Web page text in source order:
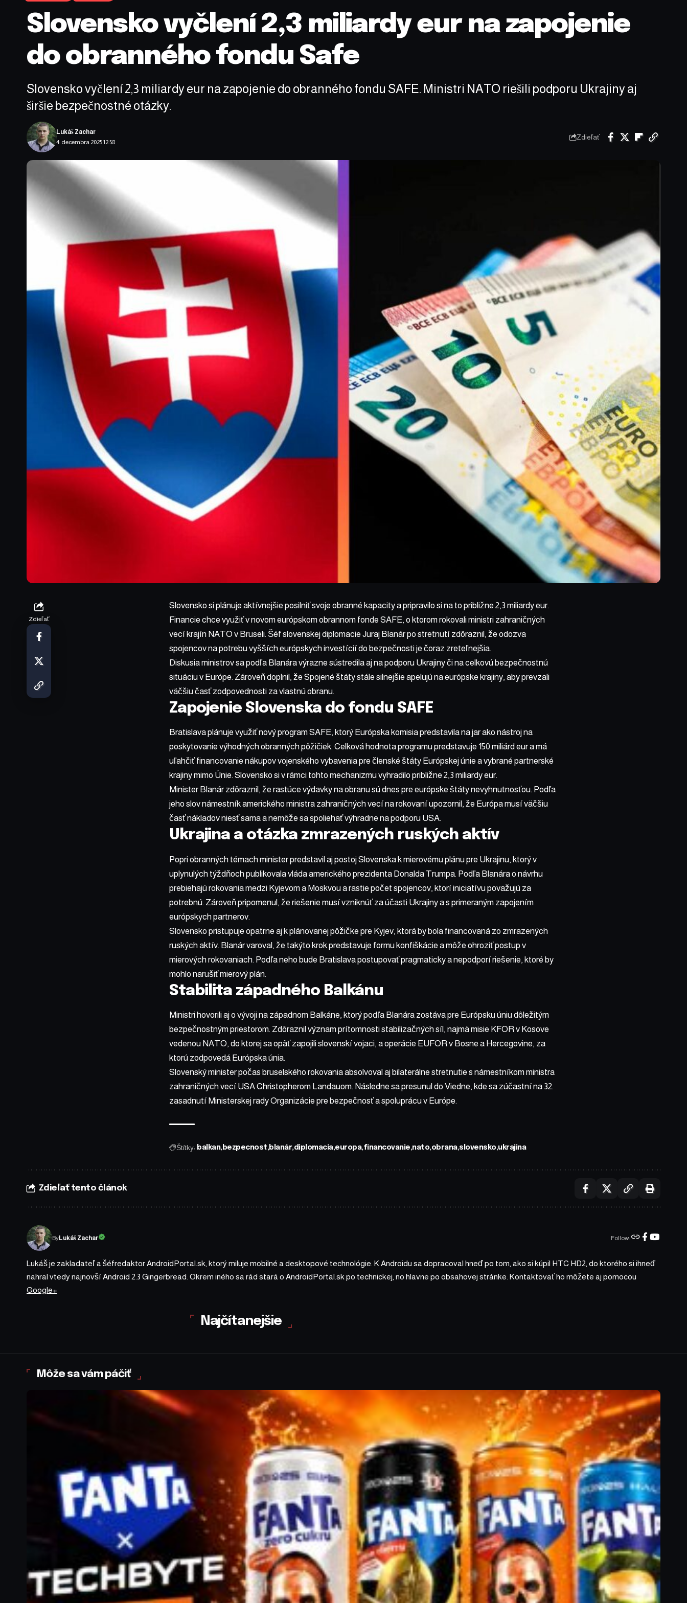
Slovensko vyčlení 2,3 miliardy eur na zapojenie
do obranného fondu Safe
Slovensko vyčlení 2,3 miliardy eur na zapojenie do obranného fondu SAFE. Ministri NATO riešili podporu Ukrajiny aj
širšie bezpečnostné otázky.
4. decembra 2025 12:58
Lukáš Zachar
Zdieľať
Zdieľať
Slovensko si plánuje aktívnejšie posilniť svoje obranné kapacity a pripravilo si na to približne 2,3 miliardy eur.
Financie chce využiť v novom európskom obrannom fonde SAFE, o ktorom rokovali ministri zahraničných
vecí krajín NATO v Bruseli. Šéf slovenskej diplomacie Juraj Blanár po stretnutí zdôraznil, že odozva
spojencov na potrebu vyšších európskych investícií do bezpečnosti je čoraz zreteľnejšia.
Diskusia ministrov sa podľa Blanára výrazne sústredila aj na podporu Ukrajiny či na celkovú bezpečnostnú
situáciu v Európe. Zároveň doplnil, že Spojené štáty stále silnejšie apelujú na európske krajiny, aby prevzali
väčšiu časť zodpovednosti za vlastnú obranu.
Zapojenie Slovenska do fondu SAFE
Bratislava plánuje využiť nový program SAFE, ktorý Európska komisia predstavila na jar ako nástroj na
poskytovanie výhodných obranných pôžičiek. Celková hodnota programu predstavuje 150 miliárd eur a má
uľahčiť financovanie nákupov vojenského vybavenia pre členské štáty Európskej únie a vybrané partnerské
krajiny mimo Únie. Slovensko si v rámci tohto mechanizmu vyhradilo približne 2,3 miliardy eur.
Minister Blanár zdôraznil, že rastúce výdavky na obranu sú dnes pre európske štáty nevyhnutnosťou. Podľa
jeho slov námestník amerického ministra zahraničných vecí na rokovaní upozornil, že Európa musí väčšiu
časť nákladov niesť sama a nemôže sa spoliehať výhradne na podporu USA.
Ukrajina a otázka zmrazených ruských aktív
Popri obranných témach minister predstavil aj postoj Slovenska k mierovému plánu pre Ukrajinu, ktorý v
uplynulých týždňoch publikovala vláda amerického prezidenta Donalda Trumpa. Podľa Blanára o návrhu
prebiehajú rokovania medzi Kyjevom a Moskvou a rastie počet spojencov, ktorí iniciatívu považujú za
potrebnú. Zároveň pripomenul, že riešenie musí vzniknúť za účasti Ukrajiny a s primeraným zapojením
európskych partnerov.
Slovensko pristupuje opatrne aj k plánovanej pôžičke pre Kyjev, ktorá by bola financovaná zo zmrazených
ruských aktív. Blanár varoval, že takýto krok predstavuje formu konfiškácie a môže ohroziť postup v
mierových rokovaniach. Podľa neho bude Bratislava postupovať pragmaticky a nepodporí riešenie, ktoré by
mohlo narušiť mierový plán.
Stabilita západného Balkánu
Ministri hovorili aj o vývoji na západnom Balkáne, ktorý podľa Blanára zostáva pre Európsku úniu dôležitým
bezpečnostným priestorom. Zdôraznil význam prítomnosti stabilizačných síl, najmä misie KFOR v Kosove
vedenou NATO, do ktorej sa opäť zapojili slovenskí vojaci, a operácie EUFOR v Bosne a Hercegovine, za
ktorú zodpovedá Európska únia.
Slovenský minister počas bruselského rokovania absolvoval aj bilaterálne stretnutie s námestníkom ministra
zahraničných vecí USA Christopherom Landauom. Následne sa presunul do Viedne, kde sa zúčastní na 32.
zasadnutí Ministerskej rady Organizácie pre bezpečnosť a spoluprácu v Európe.
Štítky: balkan bezpecnost blanár diplomacia europa financovanie nato obrana slovensko ukrajina
Zdieľať tento článok
ByLukáš Zachar Follow:
Lukáš je zakladateľ a šéfredaktor AndroidPortal.sk, ktorý miluje mobilné a desktopové technológie. K Androidu sa dopracoval hneď po tom, ako si kúpil HTC HD2, do ktorého si ihneď
nahral vtedy najnovší Android 2.3 Gingerbread. Okrem iného sa rád stará o AndroidPortal.sk po technickej, no hlavne po obsahovej stránke. Kontaktovať ho môžete aj pomocou
Google+
Najčítanejšie
Môže sa vám páčiť